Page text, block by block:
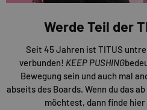
Werde Teil der
Seit 45 Jahren ist TITUS
verbunden! KEEP PUSHING
Bewegung sein und auch mal
abseits des Boards. Wenn du das
möchtest, dann finde